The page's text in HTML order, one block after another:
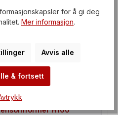
seg for drift med
med H100-omformeren?
H100"
for å gi deg
Mer informasjon.
Avvis alle
& fortsett